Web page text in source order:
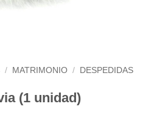
/ MATRIMONIO / DESPEDIDAS
(1 unidad)